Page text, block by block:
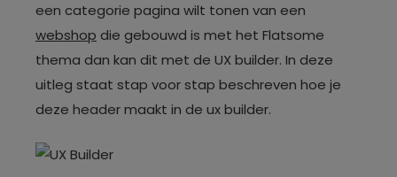
een categorie pagina wilt tonen van een
webshop die gebouwd is met het Flatsome
thema dan kan dit met de UX builder. In deze
uitleg staat stap voor stap beschreven hoe je
deze header maakt in de ux builder.